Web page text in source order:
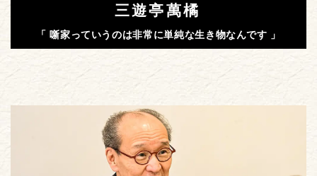
三遊亭萬橘
「 噺家っていうのは非常に単純な生き物なんです 」